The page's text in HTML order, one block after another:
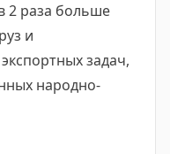
2 раза больше
и
задач,
народно-